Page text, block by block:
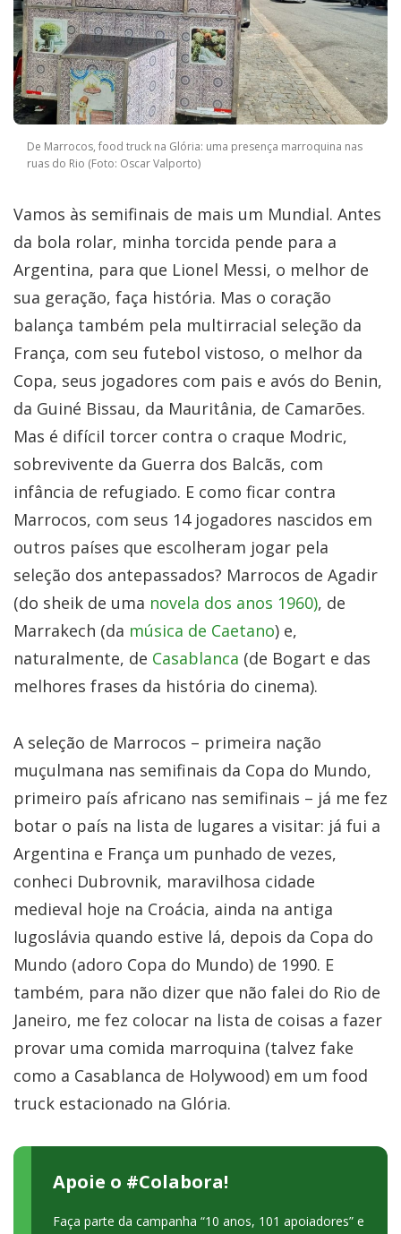
De Marrocos, food truck na Glória: uma presença marroquina nas
ruas do Rio (Foto: Oscar Valporto)
Vamos às semifinais de mais um Mundial. Antes
da bola rolar, minha torcida pende para a
Argentina, para que Lionel Messi, o melhor de
sua geração, faça história. Mas o coração
balança também pela multirracial seleção da
França, com seu futebol vistoso, o melhor da
Copa, seus jogadores com pais e avós do Benin,
da Guiné Bissau, da Mauritânia, de Camarões.
Mas é difícil torcer contra o craque Modric,
sobrevivente da Guerra dos Balcãs, com
infância de refugiado. E como ficar contra
Marrocos, com seus 14 jogadores nascidos em
outros países que escolheram jogar pela
seleção dos antepassados? Marrocos de Agadir
(do sheik de uma novela dos anos 1960), de
Marrakech (da música de Caetano) e,
naturalmente, de Casablanca (de Bogart e das
melhores frases da história do cinema).
A seleção de Marrocos – primeira nação
muçulmana nas semifinais da Copa do Mundo,
primeiro país africano nas semifinais – já me fez
botar o país na lista de lugares a visitar: já fui a
Argentina e França um punhado de vezes,
conheci Dubrovnik, maravilhosa cidade
medieval hoje na Croácia, ainda na antiga
Iugoslávia quando estive lá, depois da Copa do
Mundo (adoro Copa do Mundo) de 1990. E
também, para não dizer que não falei do Rio de
Janeiro, me fez colocar na lista de coisas a fazer
provar uma comida marroquina (talvez fake
como a Casablanca de Holywood) em um food
truck estacionado na Glória.
Apoie o #Colabora!
Faça parte da campanha “10 anos, 101 apoiadores” e